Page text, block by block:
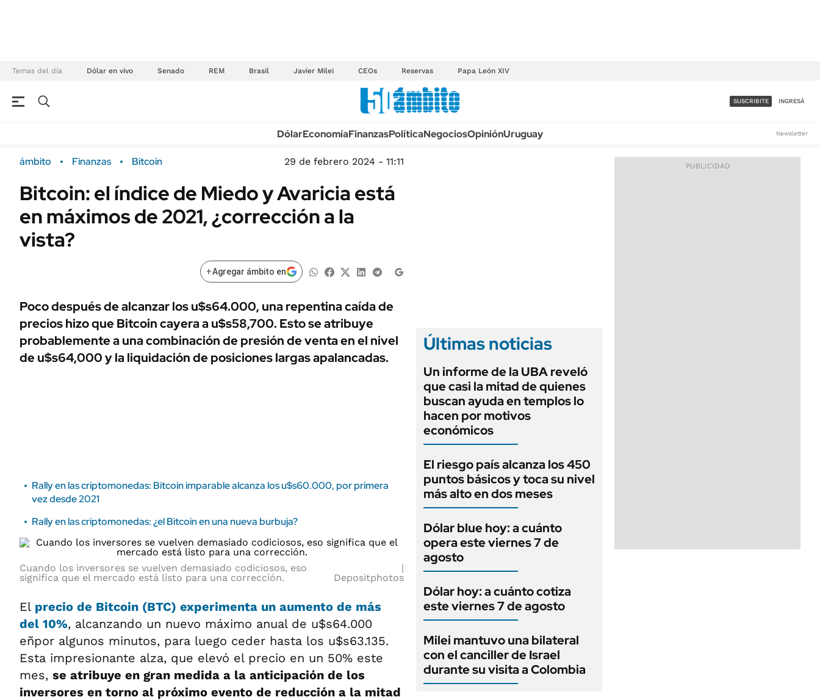
Temas del día Dólar en vivo Senado REM Brasil Javier Milei CEOs Reservas Papa León XIV
Campo
FINANZAS
Dólar
Sustentabilidad
Seguros
ENERGY REPORT
URUGUAY
TECNOLOGÍA
MÉXICO
MUNDO
INFORMACIÓN GENERAL
AUTOS
ACCESO FULL - $1.800/MES
SUSCRIBITE INGRESÁ
DólarEconomíaFinanzasPolíticaNegociosOpiniónUruguay Newsletter
ámbito Finanzas Bitcoin 29 de febrero 2024 - 11:11
Bitcoin: el índice de Miedo y Avaricia está
en máximos de 2021, ¿corrección a la
vista?
+Agregar ámbito en
Poco después de alcanzar los u$s64.000, una repentina caída de
precios hizo que Bitcoin cayera a u$s58,700. Esto se atribuye
probablemente a una combinación de presión de venta en el nivel
de u$s64,000 y la liquidación de posiciones largas apalancadas.
Rally en las criptomonedas: Bitcoin imparable alcanza los u$s60.000, por primera
vez desde 2021
Rally en las criptomonedas: ¿el Bitcoin en una nueva burbuja?
Cuando los inversores se vuelven demasiado codiciosos, eso
significa que el mercado está listo para una corrección.
Depositphotos
El precio de Bitcoin (BTC) experimenta un aumento de más
del 10%, alcanzando un nuevo máximo anual de u$s64.000
eñpor algunos minutos, para luego ceder hasta los u$s63.135.
Esta impresionante alza, que elevó el precio en un 50% este
mes, se atribuye en gran medida a la anticipación de los
inversores en torno al próximo evento de reducción a la mitad
Últimas noticias
Un informe de la UBA reveló
que casi la mitad de quienes
buscan ayuda en templos lo
hacen por motivos
económicos
El riesgo país alcanza los 450
puntos básicos y toca su nivel
más alto en dos meses
Dólar blue hoy: a cuánto
opera este viernes 7 de
agosto
Dólar hoy: a cuánto cotiza
este viernes 7 de agosto
Milei mantuvo una bilateral
con el canciller de Israel
durante su visita a Colombia